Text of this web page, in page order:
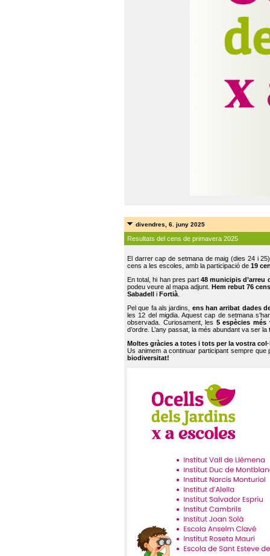
divendres, 6. juny 2025
Resultats del cens de primavera 2025
El darrer cap de setmana de maig (dies 24 i
cens a les escoles, amb la participació de 19
En total, hi han pres part48 municipis d’arreu
podeu veure al mapa adjunt. Hem rebut 76
Sabadell
i Fortià.
Pel que fa als jardins, ens han arribat dades
les 12 del migdia. Aquest cap de setmana
observada. Curiosament, les 5 espècies més
d’ordre. L’any passat, la més abundant va ser la
Moltes gràcies a totes i tots per la vostra
Us animem a continuar participant sempre que
biodiversitat!